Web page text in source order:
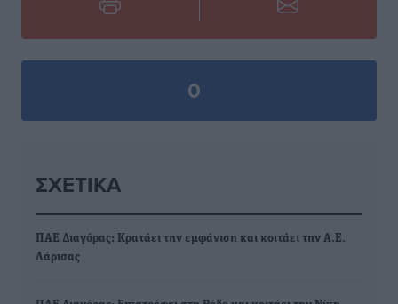
0
ΣΧΕΤΙΚΆ
ΠΑΕ Διαγόρας: Κρατάει την εμφάνιση και κοιτάει την Α.Ε.
Λάρισας